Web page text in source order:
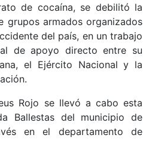
de cocaína, se debilitó la
grupos armados organizados
del país, en un trabajo
de apoyo directo entre su
el Ejército Nacional y la
Rojo se llevó a cabo esta
Ballestas del municipio de
en el departamento de